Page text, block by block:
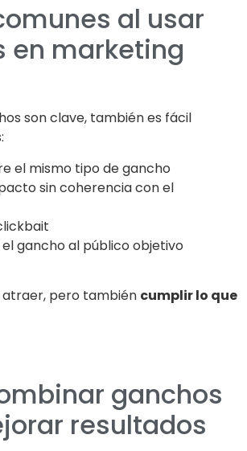
al usar
en marketing
son clave, también es fácil
el mismo tipo de gancho
sin coherencia con el
gancho al público objetivo
atraer, pero también cumplir lo que
ganchos
resultados